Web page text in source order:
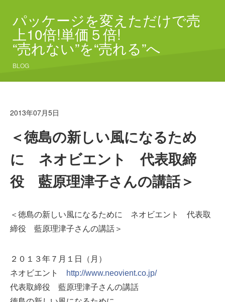
パッケージを変えただけで売
上10倍!単価５倍!
“売れない”を“売れる”へ
BLOG
2013年07月5日
＜徳島の新しい風になるため
に ネオビエント 代表取締
役 藍原理津子さんの講話＞
＜徳島の新しい風になるために ネオビエント 代表取
締役 藍原理津子さんの講話＞
２０１３年７月１日（月）
ネオビエント
http://www.neovient.co.jp/
代表取締役 藍原理津子さんの講話